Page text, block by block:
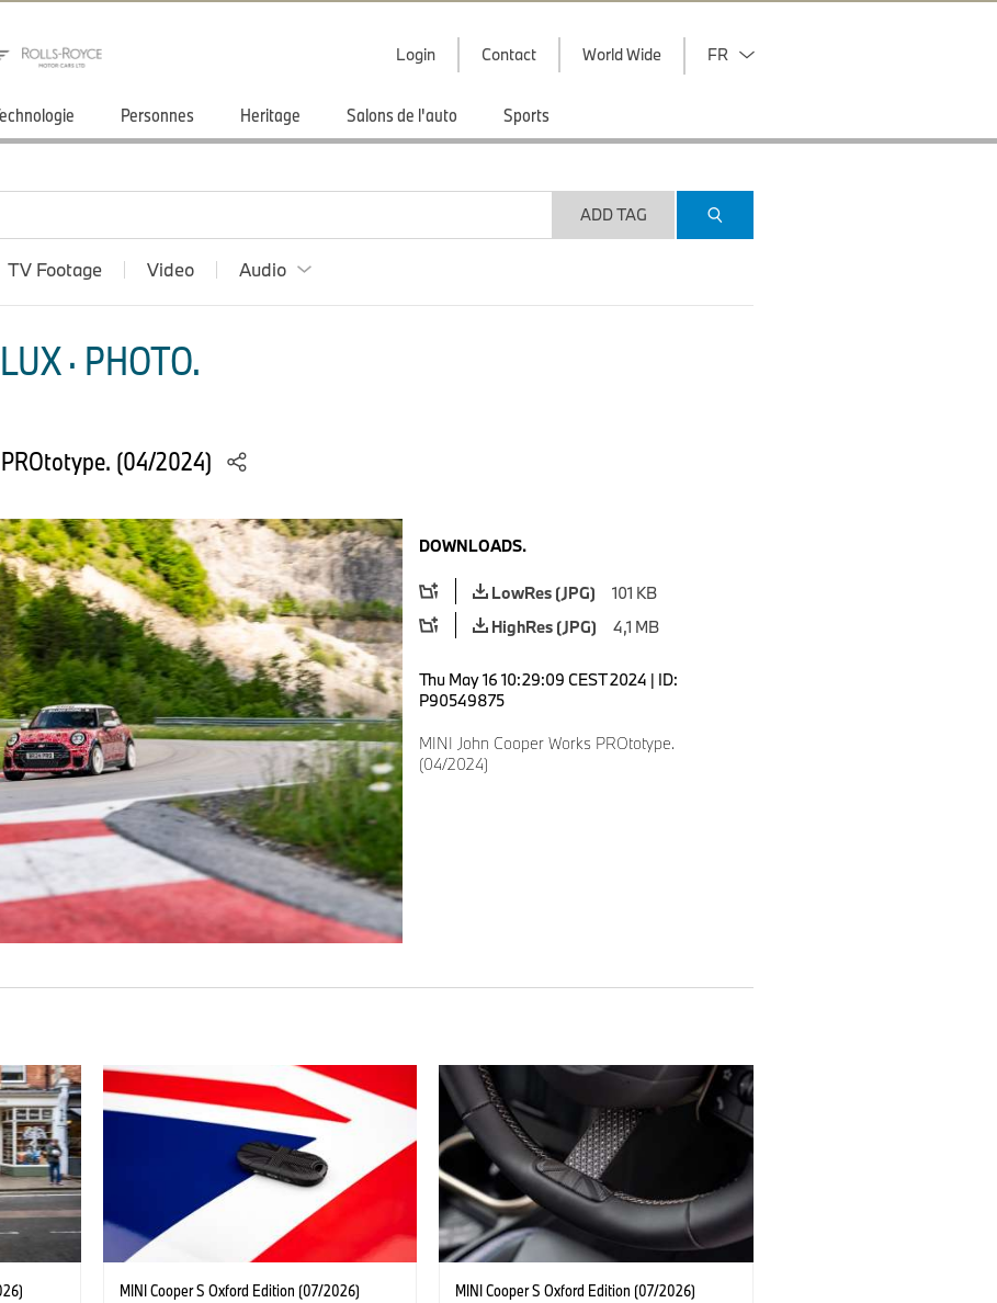
Login Contact World Wide FR
Personnes Heritage Salons de l'auto Sports
ADD TAG
TV Footage Video Audio
· PHOTO.
(04/2024)
DOWNLOADS.
LowRes (JPG)
101 KB
HighRes (JPG)
4,1 MB
Thu May 16 10:29:09 CEST 2024 | ID:
P90549875
MINI John Cooper Works PROtotype.
(04/2024)
MINI Cooper S Oxford Edition (07/2026) MINI Cooper S Oxford Edition (07/2026)